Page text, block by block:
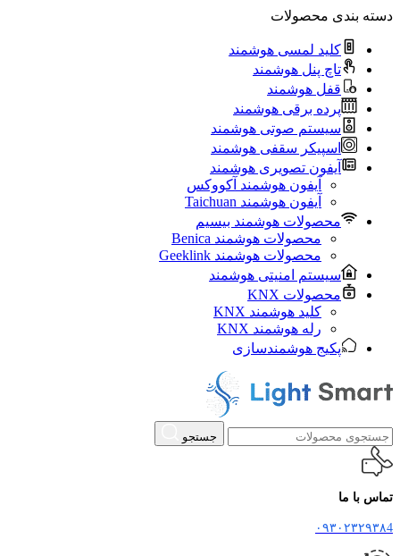
دسته بندی محصولات
کلید لمسی هوشمند
تاچ پنل هوشمند
قفل هوشمند
پرده برقی هوشمند
سیستم صوتی هوشمند
اسپیکر سقفی هوشمند
آیفون تصویری هوشمند
آيفون هوشمند آکووکس
آیفون هوشمند Taichuan
محصولات هوشمند بیسیم
محصولات هوشمند Benica
محصولات هوشمند Geeklink
سیستم امنیتی هوشمند
محصولات KNX
کلید هوشمند KNX
رله هوشمند KNX
پکیج هوشمندسازی
جستجو
تماس با ما
۰۹۳۰۲۳۲۹۳۸4